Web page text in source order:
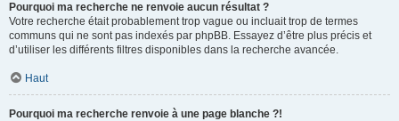
Pourquoi ma recherche ne renvoie aucun résultat ?
Votre recherche était probablement trop vague ou incluait trop de termes
communs qui ne sont pas indexés par phpBB. Essayez d’être plus précis et
d’utiliser les différents filtres disponibles dans la recherche avancée.
Haut
Pourquoi ma recherche renvoie à une page blanche ?!